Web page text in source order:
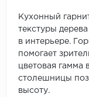
Кухонный
текстуры
в интерьере.
помогает
цветовая
столешницы
высоту.